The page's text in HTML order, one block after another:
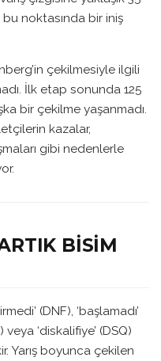
bu noktasında bir iniş
çekilmesiyle ilgili
İlk etap sonunda 125
bir çekilme yaşanmadı.
kazalar,
gibi nedenlerle
BISIM
(DNF), ‘başlamadı’
veya ‘diskalifiye’ (DSQ)
Yarış boyunca çekilen